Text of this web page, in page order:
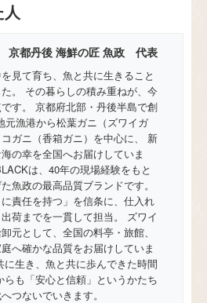
京都丹後 海鮮の匠 魚政 代表
見て育ち、魚と共に生きること
。 その暮らしの積み重ねが、今
す。 京都府北部・丹後半島で創
元漁港から松葉ガニ（ズワイガ
ガニ（香箱ガニ）を中心に、 新
の幸を全国へお届けしていま
は、40年の現場経験をもと
魚政の最高品質ブランドです。
に責任を持つ」を信条に、仕入れ
荷までを一貫して担当。 ズワイ
元として、全国の料亭・旅館、
へ確かな品質をお届けしていま
に生き、魚と共に歩んできた時間
らも「安心と信頼」というかたち
つないでいきます。